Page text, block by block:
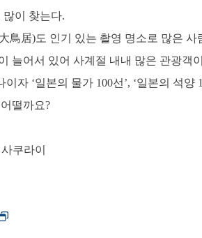
이 찾는다.
鳥居)도 인기 있는 촬영 명소로 많은 사
늘어서 있어 사계절 내내 많은 관광객
자 ‘일본의 물가 100선’, ‘일본의 석
떨까요?
쿠라이